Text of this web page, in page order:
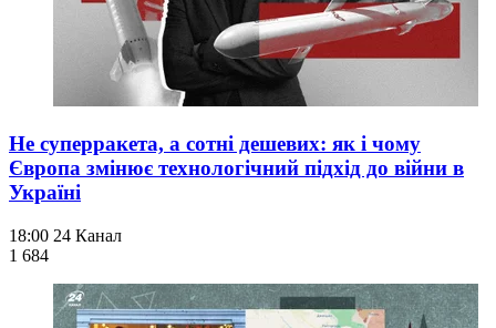
Не суперракета, а сотні дешевих: як і чому
Європа змінює технологічний підхід до війни в
Україні
18:00 24 Канал
1 684